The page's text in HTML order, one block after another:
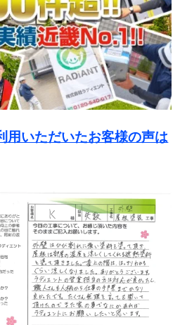
用いただいたお客様の声は